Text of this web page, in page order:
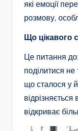
які емоції
розмову,
Що цікавого
Це питання
поділитися не
що сталося у
відкриває